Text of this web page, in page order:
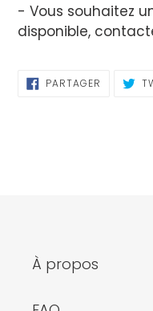
- Vous souhaitez
disponible,
PARTAGER
À propos